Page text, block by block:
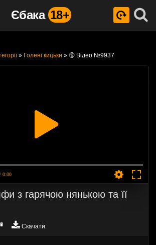
Єбака 18+
» Голені кицьки » 🔞 Відео №9937
/ 0:00
з гарячою нянькою та її
Скачати